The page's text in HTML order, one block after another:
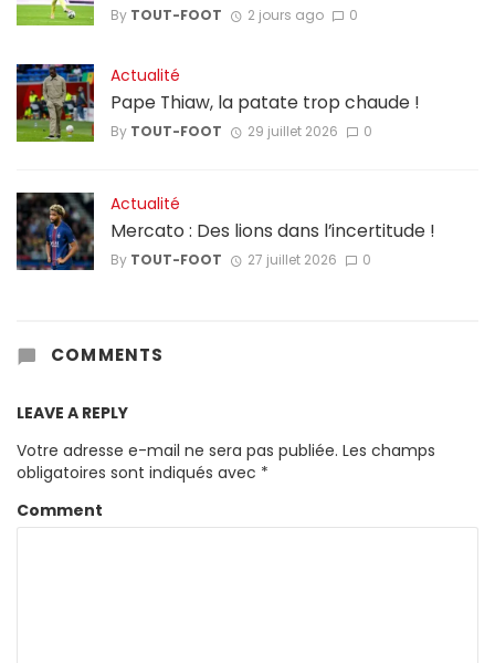
By TOUT-FOOT 2 jours ago 0
Actualité
Pape Thiaw, la patate trop chaude !
By TOUT-FOOT 29 juillet 2026 0
Actualité
Mercato : Des lions dans l’incertitude !
By TOUT-FOOT 27 juillet 2026 0
COMMENTS
LEAVE A REPLY
Votre adresse e-mail ne sera pas publiée. Les champs
obligatoires sont indiqués avec *
Comment